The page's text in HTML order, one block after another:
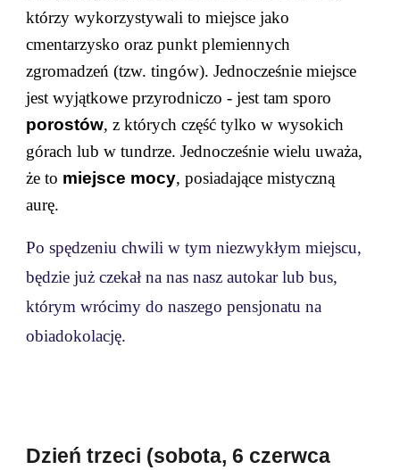
którzy wykorzystywali to miejsce jako
cmentarzysko oraz punkt plemiennych
zgromadzeń (tzw. tingów). Jednocześnie miejsce
jest wyjątkowe przyrodniczo - jest tam sporo
porostów, z których część tylko w wysokich
górach lub w tundrze. Jednocześnie wielu uważa,
że to miejsce mocy, posiadające mistyczną
aurę.
Po spędzeniu chwili w tym niezwykłym miejscu,
będzie już czekał na nas nasz autokar lub bus,
którym wrócimy do naszego pensjonatu na
obiadokolację.
Dzień trzeci (sobota,6 czerwca